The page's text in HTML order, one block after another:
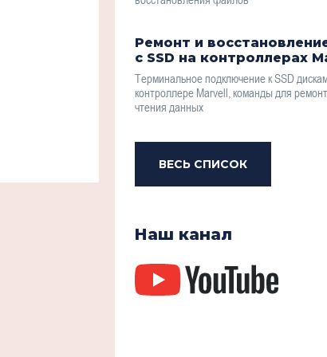
Ремонт и
с SSD на контроллерах
Терминальное подключение к SSD
контроллере Marvell, команды для
чтения данных
ВЕСЬ СПИСОК
Наш канал